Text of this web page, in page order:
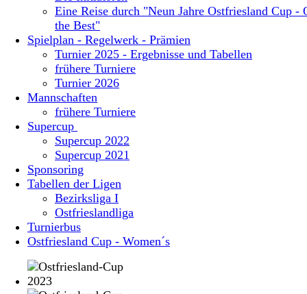
Eine Reise durch "Neun Jahre Ostfriesland Cup -
the Best"
Spielplan - Regelwerk - Prämien
Turnier 2025 - Ergebnisse und Tabellen
frühere Turniere
Turnier 2026
Mannschaften
frühere Turniere
Supercup
Supercup 2022
Supercup 2021
Sponsoring
Tabellen der Ligen
Bezirksliga I
Ostfrieslandliga
Turnierbus
Ostfriesland Cup - Women´s